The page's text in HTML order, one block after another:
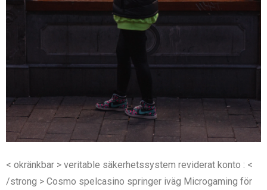
< okränkbar > veritable säkerhetssystem reviderat konto : <
/strong > Cosmo spelcasino springer iväg Microgaming för